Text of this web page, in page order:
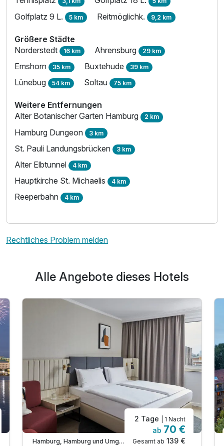
Golfplatz 9 L. 5 km Reitmöglichk. 9,2 km
Größere Städte
Norderstedt 16 km Ahrensburg 29 km
Emshorn 35 km Buxtehude 39 km
Lünebug 54 km Soltau 75 km
Weitere Entfernungen
Alter Botanischer Garten Hamburg 2 km
Hamburg Dungeon 3 km
St. Pauli Landungsbrücken 3 km
Alter Elbtunnel 4 km
Hauptkirche St. Michaelis 4 km
Reeperbahn 4 km
Rechtliches Problem melden
Alle Angebote dieses Hotels
Hamburg, Hamburg und Umgebung
2 Tage | 1 Nacht
ab 70 €
Gesamt ab 139 €